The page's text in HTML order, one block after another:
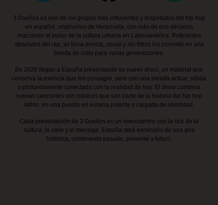
3 Dueños es uno de los grupos más influyentes y respetados del hip hop
en español, originarios de Venezuela , con más de dos décadas
marcando el pulso de la cultura urbana en Latinoamérica. Referentes
absolutos del rap, su lírica directa, social y sin filtros los convirtió en una
banda de culto para varias generaciones.
En 2026 llegan a España presentando su nuevo disco , un material que
conserva la esencia que los consagró, pero con una mirada actual, sólida
y profundamente conectada con la realidad de hoy. El show combina
nuevas canciones con clásicos que son parte de la historia del hip hop
latino, en una puesta en escena potente y cargada de identidad.
Cada presentación de 3 Dueños es un reencuentro con la raíz de la
cultura, la calle y el mensaje. España será escenario de una gira
histórica, celebrando pasado, presente y futuro.